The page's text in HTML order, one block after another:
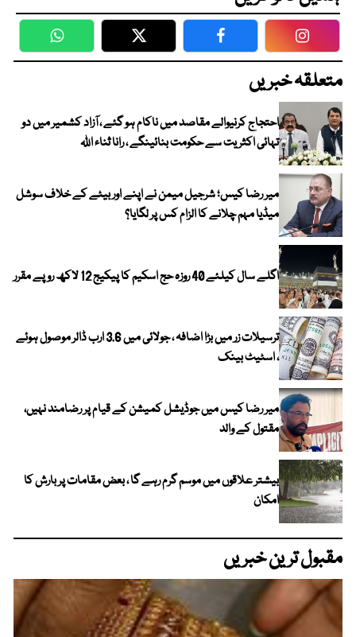
WhatsApp Twitter Facebook
متعلقہ خبریں
احتجاج کرنیوالے مقاصد میں ناکام ہو گئے ، آزاد کشمیر میں دو
تہائی اکثریت سے حکومت بنائینگے ، رانا ثناء اللہ
میر رضا کیس؛ شرجیل میمن نے اپنے اور بیٹے کے خلاف سوشل
میڈیا مہم چلانے کا الزام کس پر لگایا؟
اگلے سال کیلئے 40 روزہ حج اسکیم کا پیکیج 12 لاکھ روپے مقرر
ترسیلات زر میں بڑا اضافہ ، جولائی میں 3.6 ارب ڈالر موصول ہوئے
، اسٹیٹ بینک
میر رضا کیس میں جوڈیشل کمیشن کے قیام پر رضامند نہیں،
مقتول کے والد
بیشتر علاقوں میں موسم گرم رہے گا ، بعض مقامات پر بارش کا
امکان
مقبول ترین خبریں